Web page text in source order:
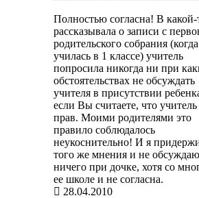
Полностью согласна! В какой-
рассказывала о записи с
родительского собрания
училась в 1 классе) учитель
попросила никогда ни при
обстоятельствах не обсуждать
учителя в присутствии
если Вы считаете, что
прав. Моими родителями это
правило соблюдалось
неукоснительно! И я
того же мнения и не обсуждаю
ничего при дочке, хотя со
ее школе и не согласна.
28.04.2010